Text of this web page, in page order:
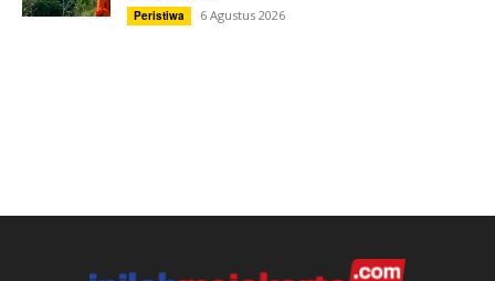
Peristiwa 6 Agustus 2026